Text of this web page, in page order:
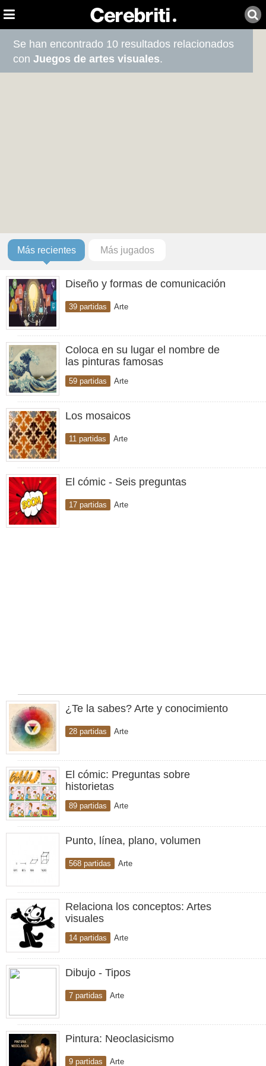
Se han encontrado 10 resultados relacionados
conJuegos de artes visuales.
Más recientes Más jugados
Diseño y formas de comunicación
39 partidas Arte
Coloca en su lugar el nombre de
las pinturas famosas
59 partidas Arte
Los mosaicos
11 partidas Arte
El cómic - Seis preguntas
17 partidas Arte
¿Te la sabes? Arte y conocimiento
28 partidas Arte
El cómic: Preguntas sobre
historietas
89 partidas Arte
Punto, línea, plano, volumen
568 partidas Arte
Relaciona los conceptos: Artes
visuales
14 partidas Arte
Dibujo - Tipos
7 partidas Arte
Pintura: Neoclasicismo
9 partidas Arte